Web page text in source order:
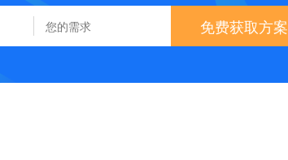
免费获取方案